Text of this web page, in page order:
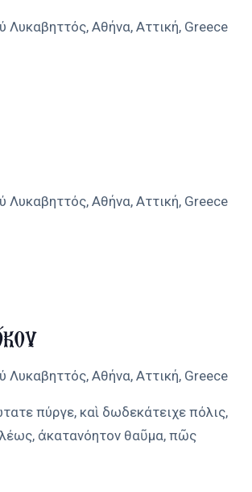
Λυκαβηττός, Αθήνα, Αττική, Greece
Λυκαβηττός, Αθήνα, Αττική, Greece
Λυκαβηττός, Αθήνα, Αττική, Greece
πύργε, καὶ δωδεκάτειχε πόλις,
ἀκατανόητον θαῦμα, πῶς